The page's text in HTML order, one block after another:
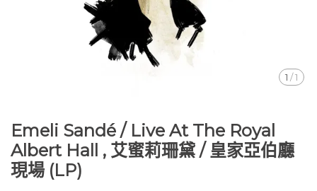
1 /1
Emeli Sandé ‎/ Live At The Royal
Albert Hall , 艾蜜莉珊黛 / 皇家亞伯廳
現場 (LP)